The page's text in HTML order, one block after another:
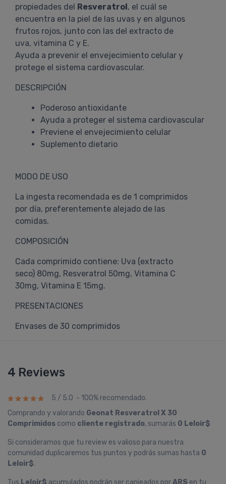
propiedades del Resveratrol, el cuál se
encuentra en la piel de las uvas y en algunos
frutos rojos, junto con las del extracto de
uva, vitamina C y E.
Ayuda a prevenir el envejecimiento celular y
protege el sistema cardiovascular.
DESCRIPCIÓN
Poderoso antioxidante
Ayuda a proteger el sistema cardiovascular
Previene el envejecimiento celular
Suplemento dietario
MODO DE USO
La ingesta recomendada es de 1 comprimidos
por día, preferentemente alejado de las
comidas.
COMPOSICIÓN
Cada comprimido contiene: Uva (extracto
seco) 80mg, Resveratrol 50mg, Vitamina C
30mg, Vitamina E 15mg.
PRESENTACIONES
Envases de 30 comprimidos
4 Reviews
5 / 5.0 - 100% recomendado.
Comprando y valorando Geonat Resveratrol X 30
Comprimidos como cliente registrado, sumarás 0 Leloir$
Si consideramos que tu review es valioso para nuestra
comunidad duplicaremos tus puntos y podrás sumas hasta 0
Leloir$.
Tus Leloir$ acumulados podrán ser canjeados porARS en tu